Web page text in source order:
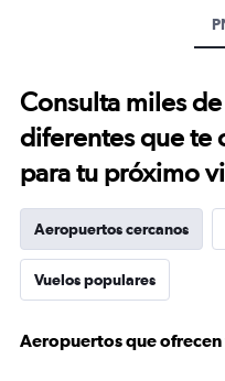
Consulta miles
diferentes que te
para tu próximo
Aeropuertos cercanos
Vuelos populares
Aeropuertos que ofrecen